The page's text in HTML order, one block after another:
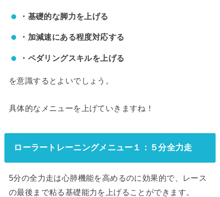
・基礎的な脚力を上げる
・加減速にある程度対応する
・ペダリングスキルを上げる
を意識するとよいでしょう。
具体的なメニューを上げていきますね！
ローラートレーニングメニュー１：５分全力走
5分の全力走は心肺機能を高めるのに効果的で、レース
の最後まで粘る基礎能力を上げることができます。